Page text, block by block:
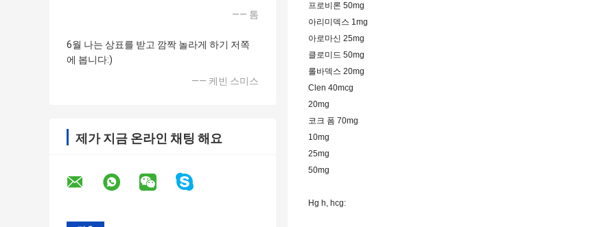
—— 톰
6월 나는 상표를 받고 깜짝 놀라게 하기 저쪽
에 봅니다:)
—— 케빈 스미스
제가 지금 온라인 채팅 해요
프로비론 50mg
아리미덱스 1mg
아로마신 25mg
클로미드 50mg
롤바덱스 20mg
Clen 40mcg
20mg
코크 폼 70mg
10mg
25mg
50mg
Hg h, hcg: